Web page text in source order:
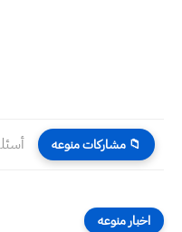
📁 مشاركات منوعه
اخبار منوعه